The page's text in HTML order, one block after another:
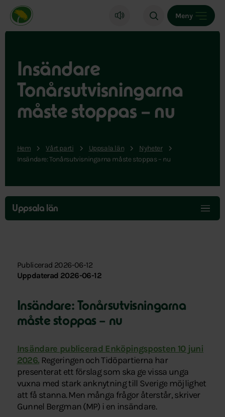
Miljöpartiet de gröna, startsida
Meny
Insändare
Tonårsutvisningarna
måste stoppas – nu
Hem Vårt parti Uppsala län
Nyheter
Insändare: Tonårsutvisningarna måste stoppas – nu
Hoppa
över
menyn
Uppsala län
Publicerad 2026-06-12
Uppdaterad 2026-06-12
Insändare: Tonårsutvisningarna
måste stoppas – nu
Insändare publicerad Enköpingsposten 10 juni
2026. Regeringen och Tidöpartierna har
presenterat ett förslag som ska ge vissa unga
vuxna med stark anknytning till Sverige möjlighet
att få stanna. Men många frågor återstår, skriver
Gunnel Bergman (MP) i en insändare.